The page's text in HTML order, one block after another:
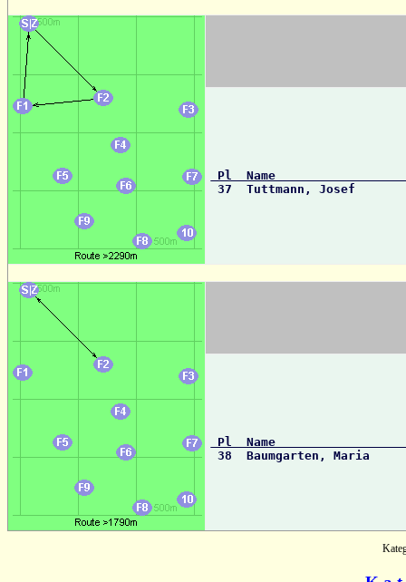
Pl  Name
37  Tuttmann, Josef
Pl  Name
38  Baumgarten, Maria